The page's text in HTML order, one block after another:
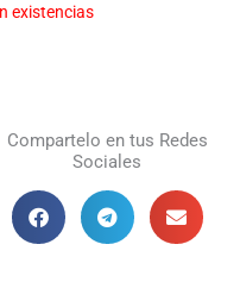
existencias
Compartelo en tus Redes
Sociales